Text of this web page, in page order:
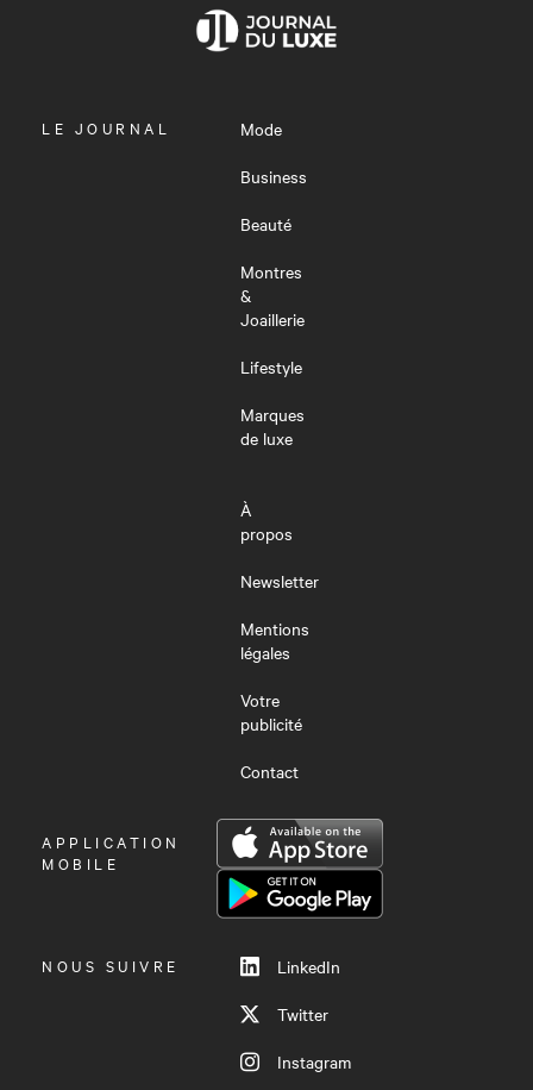
OUVRIR
LE JOURNAL
Mode
Business
Beauté
Montres
&
Joaillerie
Lifestyle
Marques
de luxe
À
propos
Newsletter
Mentions
légales
Votre
publicité
Contact
OUVRIR
LE
APPLICATION
MOBILE
NOUS SUIVRE
LinkedIn
Twitter
Instagram